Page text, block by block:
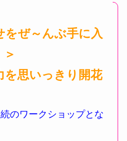
をぜ～んぶ手に入
を思いっきり開花
のワークショップとな